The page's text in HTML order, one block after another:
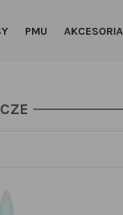
PMU AKCESORIA